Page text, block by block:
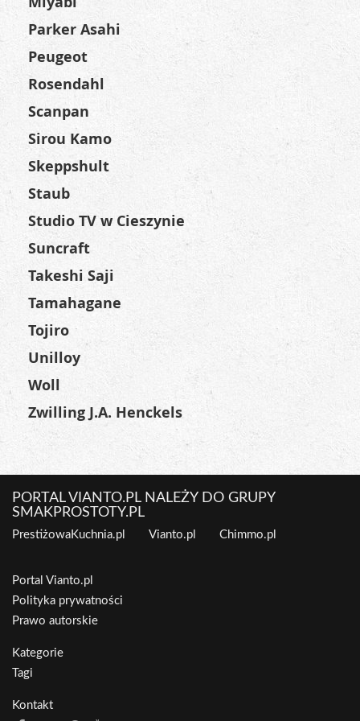
Parker Asahi
Peugeot
Rosendahl
Scanpan
Sirou Kamo
Skeppshult
Staub
Studio TV w Cieszynie
Suncraft
Takeshi Saji
Tamahagane
Tojiro
Unilloy
Woll
Zwilling J.A. Henckels
PORTAL VIANTO.PL NALEŻY DO GRUPY
SMAKPROSTOTY.PL
PrestiżowaKuchnia.pl Vianto.pl Chimmo.pl
Portal Vianto.pl
Polityka prywatności
Prawo autorskie
Kategorie
Tagi
Kontakt